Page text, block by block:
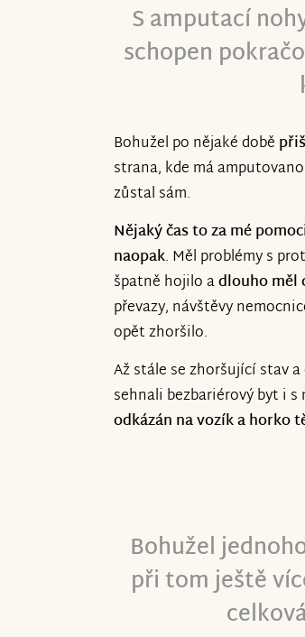
S amputací
schopen
Bohužel po nějaké době
strana, kde má
zůstal sám.
Nějaký čas to za mé
naopak. Měl problémy s
špatně hojilo adlouho měl
převazy, návštěvy
opět zhoršilo.
Až stále se zhoršující stav
sehnali bezbariérový byt i
odkázán na vozík a horko
Bohužel
při tom ještě